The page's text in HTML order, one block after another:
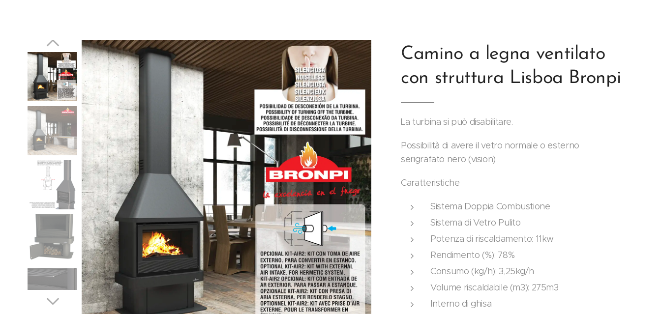
Camino a legna ventilato
con struttura Lisboa Bronpi
La turbina si può disabilitare.
Possibilità di avere il vetro normale o esterno
serigrafato nero (vision)
Caratteristiche
Sistema Doppia Combustione
Sistema di Vetro Pulito
Potenza di riscaldamento: 11kw
Rendimento (%): 78%
Consumo (kg/h): 3,25kg/h
Volume riscaldabile (m3): 275m3
Interno di ghisa